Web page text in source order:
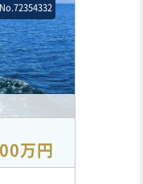
No.72354332
万円